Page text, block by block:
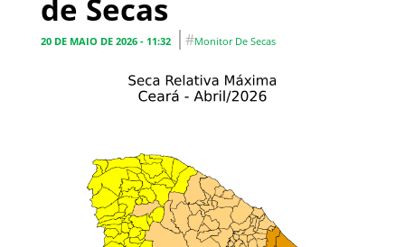
de Secas
20 DE MAIO DE 2026 - 11:32 #Monitor De Secas